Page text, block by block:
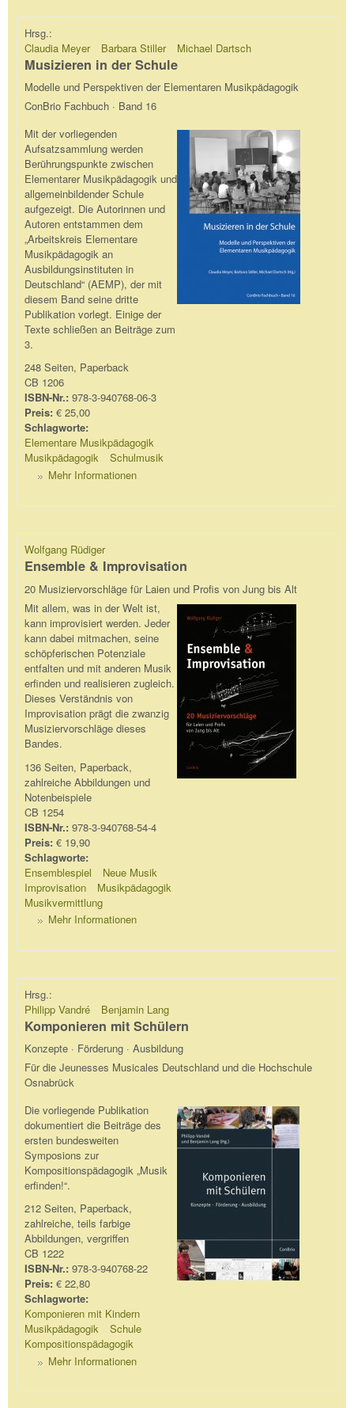
Hrsg.:
Claudia Meyer
Barbara Stiller Michael Dartsch
Musizieren in der Schule
Modelle und Perspektiven der Elementaren Musikpädagogik
ConBrio Fachbuch · Band 16
Mit der vorliegenden
Aufsatzsammlung werden
Berührungspunkte zwischen
Elementarer Musikpädagogik und
allgemeinbildender Schule
aufgezeigt. Die Autorinnen und
Autoren entstammen dem
„Arbeitskreis Elementare
Musikpädagogik an
Ausbildungsinstituten in
Deutschland“ (AEMP), der mit
diesem Band seine dritte
Publikation vorlegt. Einige der
Texte schließen an Beiträge zum
3.
248 Seiten, Paperback
CB 1206
ISBN-Nr.: 978-3-940768-06-3
Preis: € 25,00
Schlagworte:
Elementare Musikpädagogik
Musikpädagogik
Schulmusik
Mehr Informationen
Wolfgang Rüdiger
Ensemble & Improvisation
20 Musiziervorschläge für Laien und Profis von Jung bis Alt
Mit allem, was in der Welt ist,
kann improvisiert werden. Jeder
kann dabei mitmachen, seine
schöpferischen Potenziale
entfalten und mit anderen Musik
erfinden und realisieren zugleich.
Dieses Verständnis von
Improvisation prägt die zwanzig
Musiziervorschläge dieses
Bandes.
136 Seiten, Paperback,
zahlreiche Abbildungen und
Notenbeispiele
CB 1254
ISBN-Nr.: 978-3-940768-54-4
Preis: € 19,90
Schlagworte:
Ensemblespiel
Neue Musik
Improvisation
Musikpädagogik
Musikvermittlung
Mehr Informationen
Hrsg.:
Philipp Vandré
Benjamin Lang
Komponieren mit Schülern
Konzepte · Förderung · Ausbildung
Für die Jeunesses Musicales Deutschland und die Hochschule
Osnabrück
Die vorliegende Publikation
dokumentiert die Beiträge des
ersten bundesweiten
Symposions zur
Kompositionspädagogik „Musik
erfinden!“.
212 Seiten, Paperback,
zahlreiche, teils farbige
Abbildungen, vergriffen
CB 1222
ISBN-Nr.: 978-3-940768-22
Preis: € 22,80
Schlagworte:
Komponieren mit Kindern
Musikpädagogik
Schule
Kompositionspädagogik
Mehr Informationen